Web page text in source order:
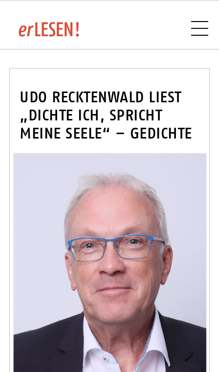
BUCHHANDLUNGEN UND VERLAGE IM
SPONSOREN UND PARTNER
ÜBER UNS / BILDERGALERIE
UDO RECKTENWALD LIEST
„DICHTE ICH, SPRICHT
MEINE SEELE“ – GEDICHTE